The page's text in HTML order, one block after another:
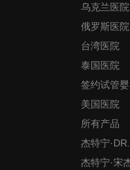
乌克兰医院
俄罗斯医院
台湾医院
泰国医院
签约试管
美国医院
所有产品
杰特宁
杰特宁·宋